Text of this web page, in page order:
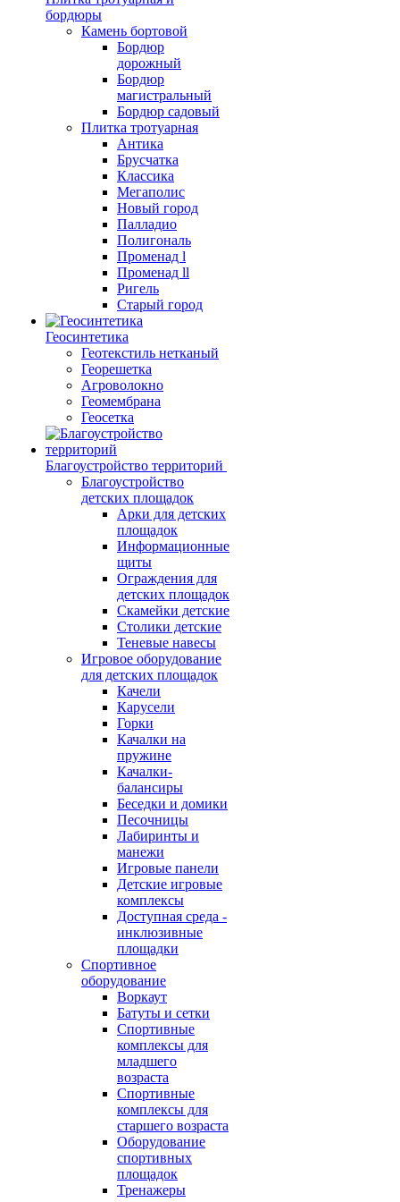
бордюры
Камень бортовой
Бордюр
дорожный
Бордюр
магистральный
Бордюр садовый
Плитка тротуарная
Антика
Брусчатка
Классика
Мегаполис
Новый город
Палладио
Полигональ
Променад l
Променад ll
Ригель
Старый город
Геосинтетика
Геотекстиль нетканый
Георешетка
Агроволокно
Геомембрана
Геосетка
Благоустройство территорий
Благоустройство
детских площадок
Арки для детских
площадок
Информационные
щиты
Ограждения для
детских площадок
Скамейки детские
Столики детские
Теневые навесы
Игровое оборудование
для детских площадок
Качели
Карусели
Горки
Качалки на
пружине
Качалки-
балансиры
Беседки и домики
Песочницы
Лабиринты и
манежи
Игровые панели
Детские игровые
комплексы
Доступная среда -
инклюзивные
площадки
Спортивное
оборудование
Воркаут
Батуты и сетки
Спортивные
комплексы для
младшего
возраста
Спортивные
комплексы для
старшего возраста
Оборудование
спортивных
площадок
Тренажеры